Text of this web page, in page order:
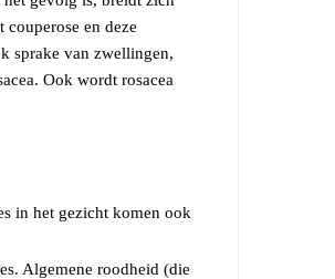
en deze
sprake van zwellingen,
Ook wordt rosacea
in het gezicht komen ook
Algemene roodheid (die